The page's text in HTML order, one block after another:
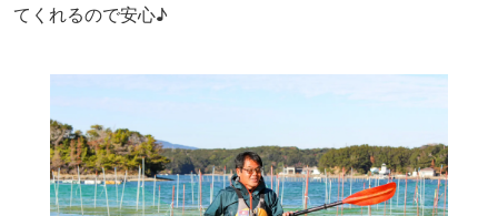
てくれるので安心♪